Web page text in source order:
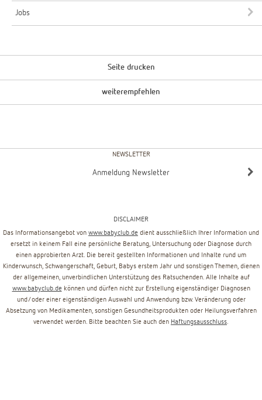
Jobs
Seite drucken
weiterempfehlen
NEWSLETTER
Anmeldung Newsletter
DISCLAIMER
Das Informationsangebot von www.babyclub.de dient ausschließlich Ihrer Information und
ersetzt in keinem Fall eine persönliche Beratung, Untersuchung oder Diagnose durch
einen approbierten Arzt. Die bereit gestellten Informationen und Inhalte rund um
Kinderwunsch, Schwangerschaft, Geburt, Babys erstem Jahr und sonstigen Themen, dienen
der allgemeinen, unverbindlichen Unterstützung des Ratsuchenden. Alle Inhalte auf
www.babyclub.de können und dürfen nicht zur Erstellung eigenständiger Diagnosen
und/oder einer eigenständigen Auswahl und Anwendung bzw. Veränderung oder
Absetzung von Medikamenten, sonstigen Gesundheitsprodukten oder Heilungsverfahren
verwendet werden. Bitte beachten Sie auch den Haftungsausschluss.